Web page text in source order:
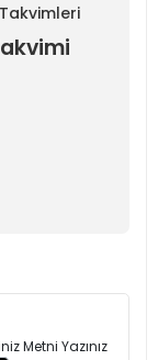
Metni Yazınız